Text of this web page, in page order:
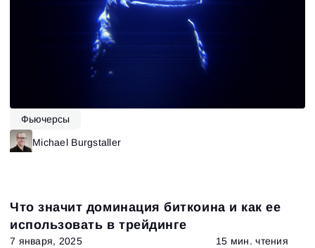
Фьючерсы
Michael Burgstaller
Что значит доминация биткоина и как ее
использовать в трейдинге
7 января, 2025 15 мин. чтения